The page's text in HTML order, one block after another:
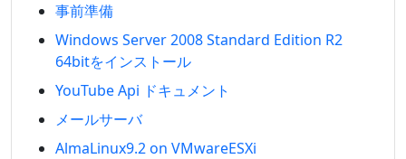
事前準備
Windows Server 2008 Standard Edition R2
64bitをインストール
YouTube Api ドキュメント
メールサーバ
AlmaLinux9.2 on VMwareESXi